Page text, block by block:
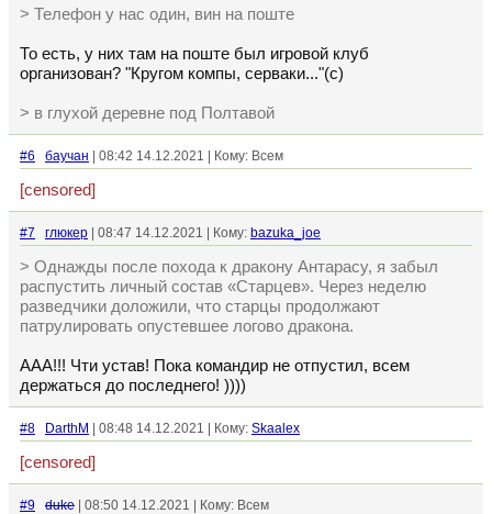
> Телефон у нас один, вин на поште
То есть, у них там на поште был игровой клуб
организован? "Кругом компы, серваки..."(с)
> в глухой деревне под Полтавой
#6 баучан | 08:42 14.12.2021 | Кому: Всем
[censored]
#7 глюкер | 08:47 14.12.2021 | Кому: bazuka_joe
> Однажды после похода к дракону Антарасу, я забыл
распустить личный состав «Старцев». Через неделю
разведчики доложили, что старцы продолжают
патрулировать опустевшее логово дракона.
ААА!!! Чти устав! Пока командир не отпустил, всем
держаться до последнего! ))))
#8 DarthM | 08:48 14.12.2021 | Кому: Skaalex
[censored]
#9 duke | 08:50 14.12.2021 | Кому: Всем